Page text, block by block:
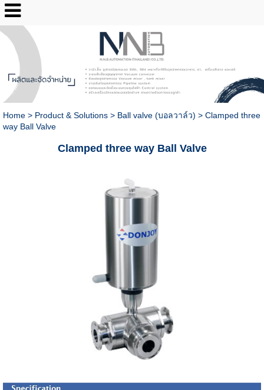
Home> Product & Solutions> Ball valve (บอลวาล์ว) > Clamped three
way Ball Valve
Clamped three way Ball Valve